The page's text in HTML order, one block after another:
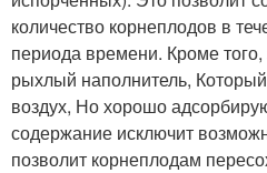
количество корнеплодов в
периода времени. Кроме того,
рыхлый наполнитель,
воздух, Но хорошо
содержание исключит
позволит корнеплодам